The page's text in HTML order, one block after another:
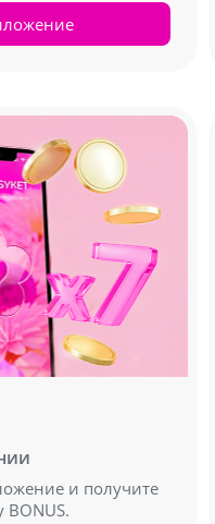
и получите